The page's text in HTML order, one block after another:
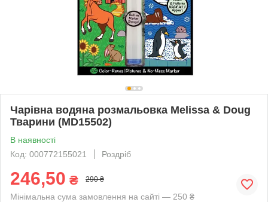
Чарівна водяна розмальовка Melissa & Doug
Тварини (MD15502)
В наявності
Код: 000772155021
Роздріб
246,50 ₴ 290 ₴
Мінімальна сума замовлення на сайті — 250 ₴